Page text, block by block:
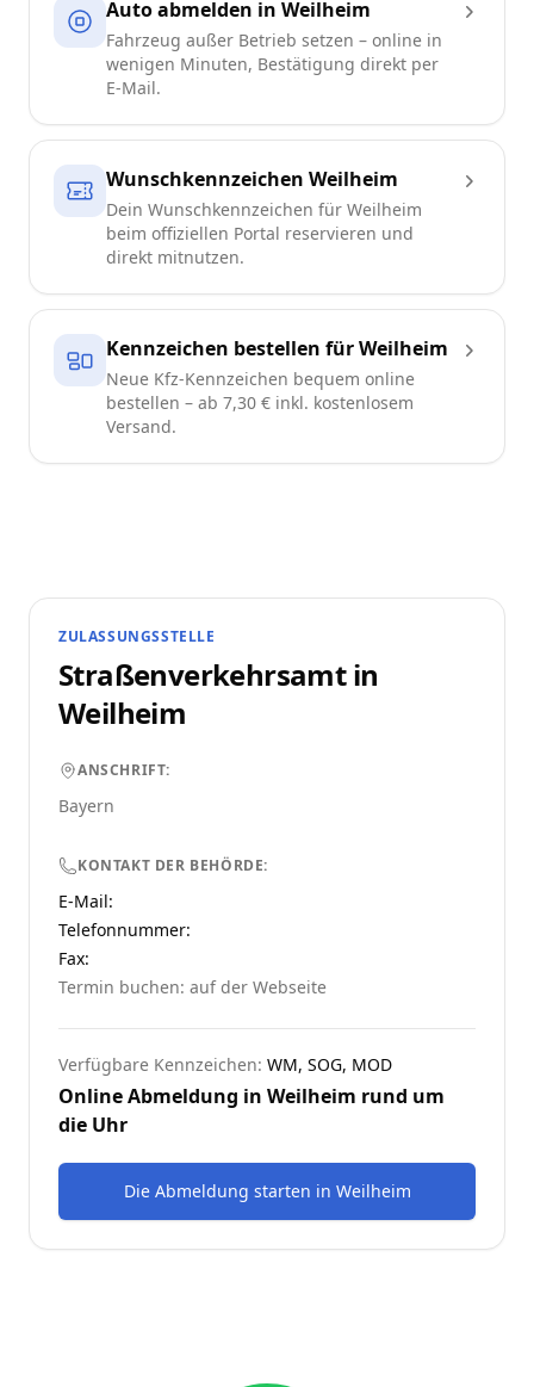
Auto abmelden in Weilheim
Fahrzeug außer Betrieb setzen – online in
wenigen Minuten, Bestätigung direkt per
E-Mail.
Wunschkennzeichen Weilheim
Dein Wunschkennzeichen für Weilheim
beim offiziellen Portal reservieren und
direkt mitnutzen.
Kennzeichen bestellen für Weilheim
Neue Kfz-Kennzeichen bequem online
bestellen – ab 7,30 € inkl. kostenlosem
Versand.
ZULASSUNGSSTELLE
Straßenverkehrsamt in
Weilheim
ANSCHRIFT:
Bayern
KONTAKT DER BEHÖRDE:
E-Mail:
Telefonnummer:
Fax:
Termin buchen: auf der Webseite
Verfügbare Kennzeichen: WM, SOG, MOD
Online Abmeldung in Weilheim rund um
die Uhr
Die Abmeldung starten in Weilheim